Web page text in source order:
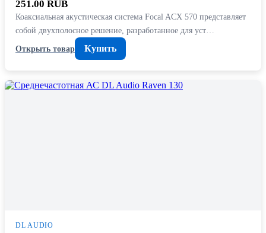
251.00 RUB
Коаксиальная акустическая система Focal ACX 570 представляет
собой двухполосное решение, разработанное для уст…
Открыть товар
Купить
DL AUDIO